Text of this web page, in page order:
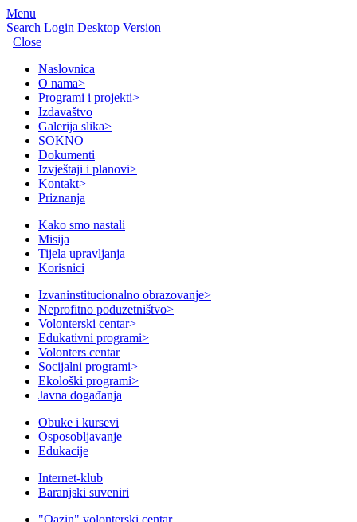
Menu
Search Login Desktop Version
Close
Naslovnica
O nama>
Programi i projekti>
Izdavaštvo
Galerija slika>
SOKNO
Dokumenti
Izvještaji i planovi>
Kontakt>
Priznanja
Kako smo nastali
Misija
Tijela upravljanja
Korisnici
Izvaninstitucionalno obrazovanje>
Neprofitno poduzetništvo>
Volonterski centar>
Edukativni programi>
Volonters centar
Socijalni programi>
Ekološki programi>
Javna događanja
Obuke i kursevi
Osposobljavanje
Edukacije
Internet-klub
Baranjski suveniri
"Oazin" volonterski centar